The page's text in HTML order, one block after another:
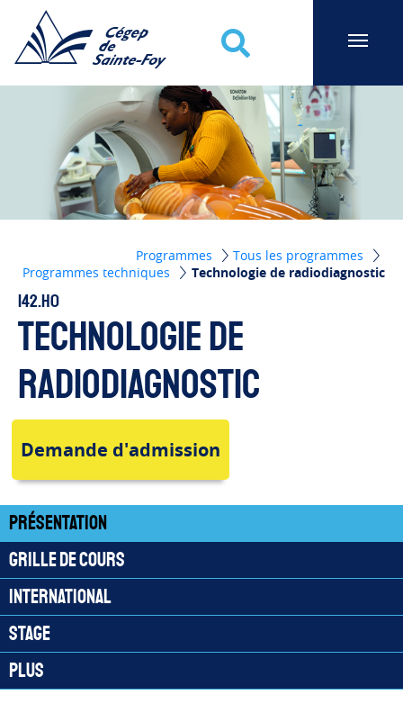
Programmes
Tous les programmes
Programmes techniques
Technologie de radiodiagnostic
142.H0
Technologie de
radiodiagnostic
Présentation
Grille de cours
International
Stage
Plus
Demande d'admission